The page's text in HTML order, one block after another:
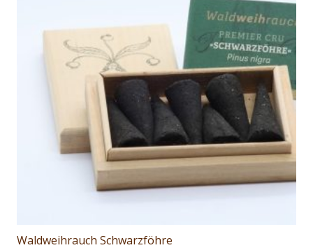
Waldweihrauch Schwarzföhre